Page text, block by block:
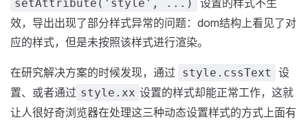
setAttribute('style', ...)
设置的样式不生
效，导出出现了部分样式异常的问题：dom结构上看见了对
应的样式，但是未按照该样式进行渲染。
在研究解决方案的时候发现，通过 style.cssText
设
置、或者通过 style.xx 设置的样式却能正常工作，这就
让人很好奇浏览器在处理这三种动态设置样式的方式上面有